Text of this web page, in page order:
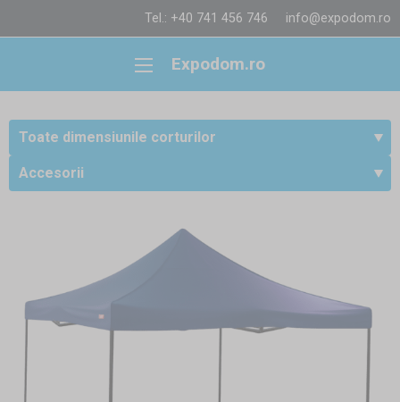
Tel.: +40 741 456 746 info@expodom.ro
Expodom.ro
Toate dimensiunile corturilor
Accesorii